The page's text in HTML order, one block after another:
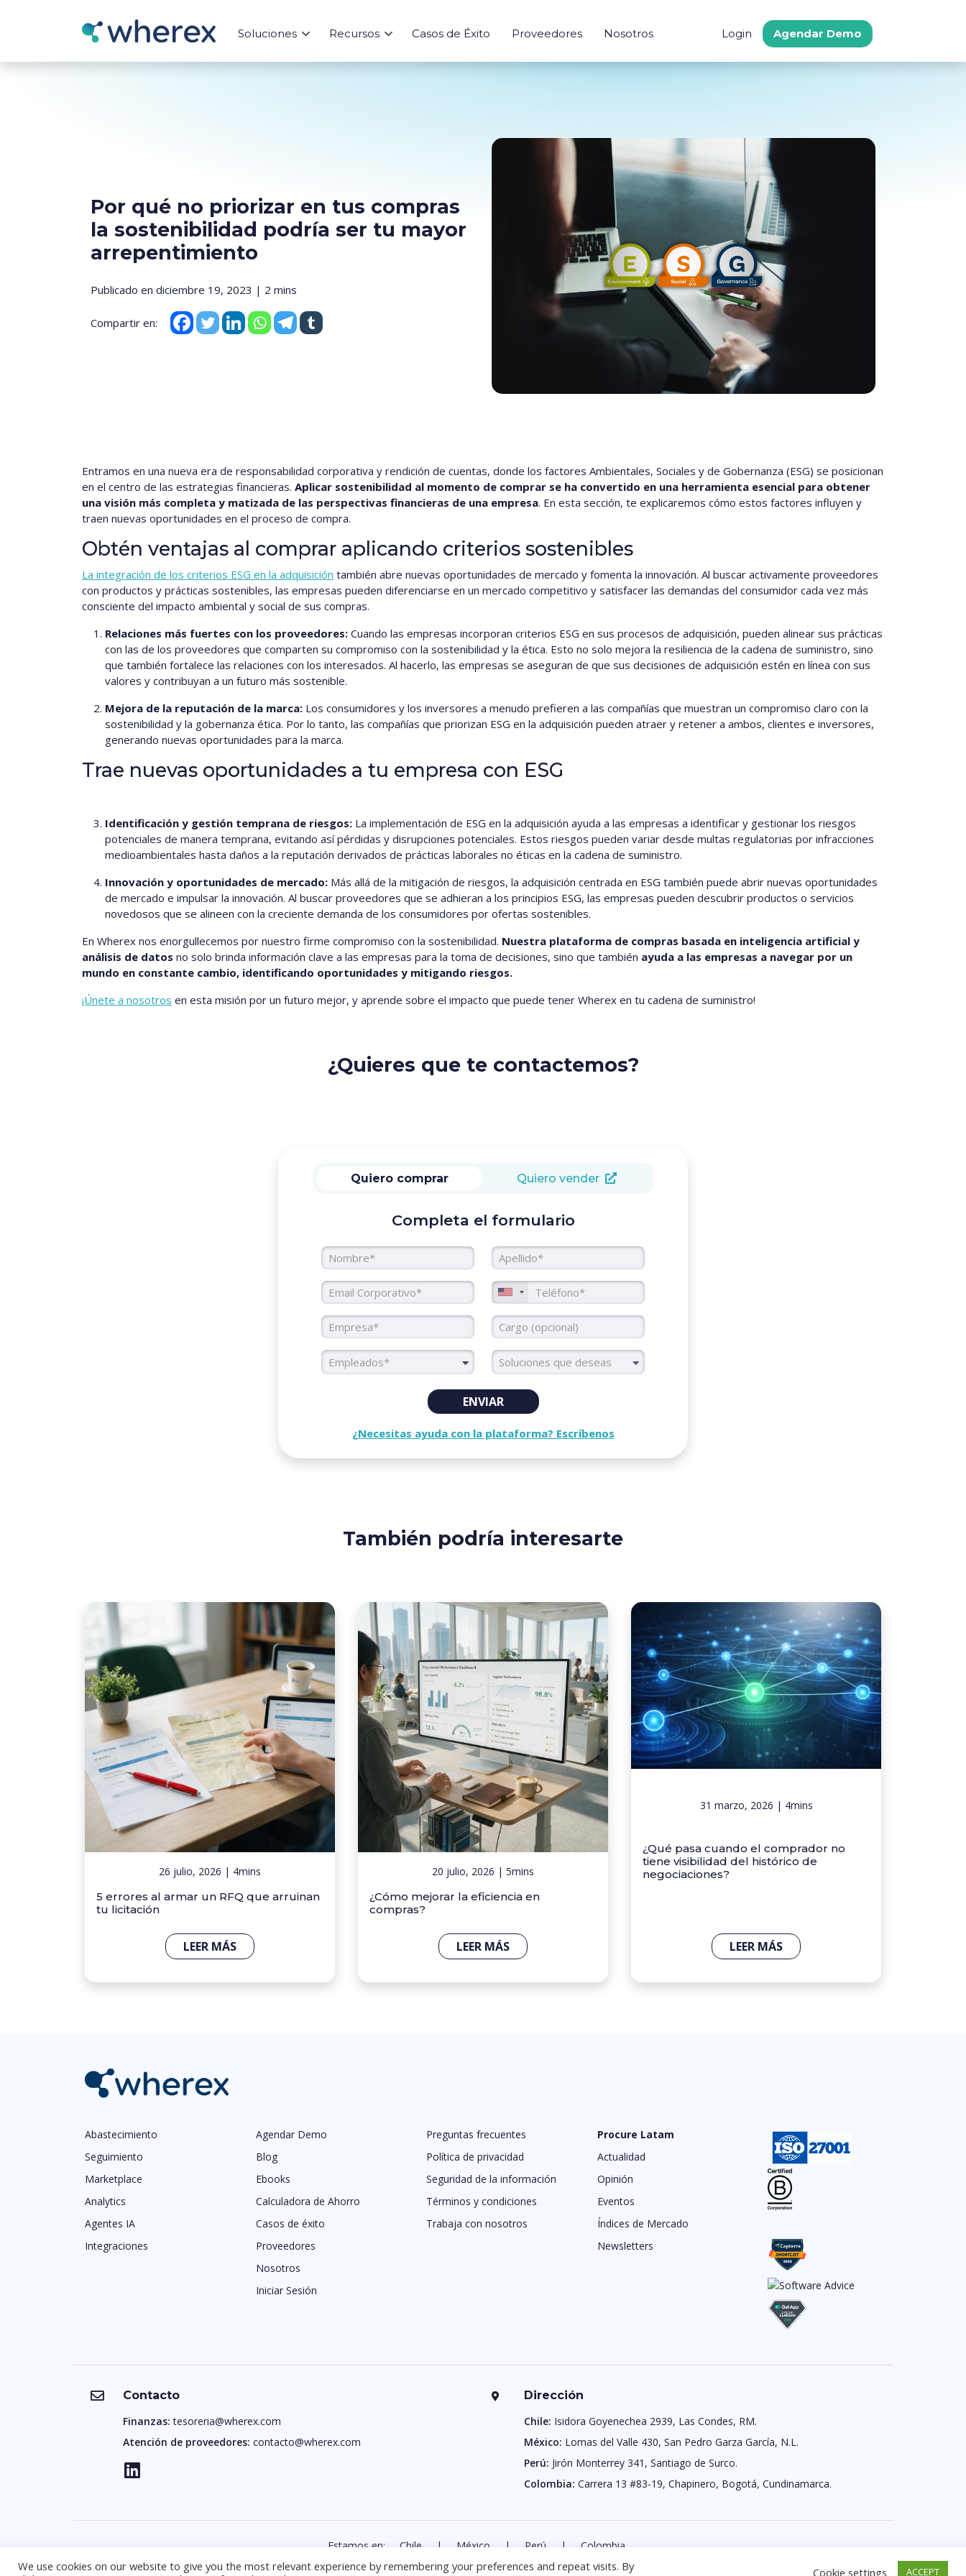
Soluciones
Seguimiento
Recursos Casos de Éxito Proveedores Nosotros Login Agendar Demo
Por qué no priorizar en tus compras
la sostenibilidad podría ser tu mayor
arrepentimiento
Publicado en diciembre 19, 2023 | 2 mins
Compartir en:
Entramos en una nueva era de responsabilidad corporativa y rendición de cuentas, donde los factores Ambientales, Sociales y de Gobernanza (ESG) se posicionan
en el centro de las estrategias financieras. Aplicar sostenibilidad al momento de comprar se ha convertido en una herramienta esencial para obtener
una visión más completa y matizada de las perspectivas financieras de una empresa. En esta sección, te explicaremos cómo estos factores influyen y
traen nuevas oportunidades en el proceso de compra.
Obtén ventajas al comprar aplicando criterios sostenibles
La integración de los criterios ESG en la adquisición también abre nuevas oportunidades de mercado y fomenta la innovación. Al buscar activamente proveedores
con productos y prácticas sostenibles, las empresas pueden diferenciarse en un mercado competitivo y satisfacer las demandas del consumidor cada vez más
consciente del impacto ambiental y social de sus compras.
Relaciones más fuertes con los proveedores: Cuando las empresas incorporan criterios ESG en sus procesos de adquisición, pueden alinear sus prácticas
con las de los proveedores que comparten su compromiso con la sostenibilidad y la ética. Esto no solo mejora la resiliencia de la cadena de suministro, sino
que también fortalece las relaciones con los interesados. Al hacerlo, las empresas se aseguran de que sus decisiones de adquisición estén en línea con sus
valores y contribuyan a un futuro más sostenible.
Mejora de la reputación de la marca: Los consumidores y los inversores a menudo prefieren a las compañías que muestran un compromiso claro con la
sostenibilidad y la gobernanza ética. Por lo tanto, las compañías que priorizan ESG en la adquisición pueden atraer y retener a ambos, clientes e inversores,
generando nuevas oportunidades para la marca.
Trae nuevas oportunidades a tu empresa con ESG
Identificación y gestión temprana de riesgos: La implementación de ESG en la adquisición ayuda a las empresas a identificar y gestionar los riesgos
potenciales de manera temprana, evitando así pérdidas y disrupciones potenciales. Estos riesgos pueden variar desde multas regulatorias por infracciones
medioambientales hasta daños a la reputación derivados de prácticas laborales no éticas en la cadena de suministro.
Innovación y oportunidades de mercado: Más allá de la mitigación de riesgos, la adquisición centrada en ESG también puede abrir nuevas oportunidades
de mercado e impulsar la innovación. Al buscar proveedores que se adhieran a los principios ESG, las empresas pueden descubrir productos o servicios
novedosos que se alineen con la creciente demanda de los consumidores por ofertas sostenibles.
En Wherex nos enorgullecemos por nuestro firme compromiso con la sostenibilidad. Nuestra plataforma de compras basada en inteligencia artificial y
análisis de datos no solo brinda información clave a las empresas para la toma de decisiones, sino que también ayuda a las empresas a navegar por un
mundo en constante cambio, identificando oportunidades y mitigando riesgos.
¡Únete a nosotros en esta misión por un futuro mejor, y aprende sobre el impacto que puede tener Wherex en tu cadena de suministro!
¿Quieres que te contactemos?
Quiero comprar Quiero vender
Completa el formulario
Email Corporativo Teléfono
Cargo
Colaboradores
Empleados* Soluciones
ENVIAR
¿Necesitas ayuda con la plataforma? Escríbenos
También podría interesarte
26 julio, 2026 | 4mins
5 errores al armar un RFQ que arruinan
tu licitación
LEER MÁS
20 julio, 2026 | 5mins
¿Cómo mejorar la eficiencia en
compras?
LEER MÁS
31 marzo, 2026 | 4mins
¿Qué pasa cuando el comprador no
tiene visibilidad del histórico de
negociaciones?
LEER MÁS
Abastecimiento
Seguimiento
Marketplace
Analytics
Agentes IA
Integraciones
Agendar Demo
Blog
Ebooks
Calculadora de Ahorro
Casos de éxito
Proveedores
Nosotros
Iniciar Sesión
Preguntas frecuentes
Política de privacidad
Seguridad de la información
Términos y condiciones
Trabaja con nosotros
Procure Latam
Actualidad
Opinión
Eventos
Índices de Mercado
Newsletters
Contacto
Finanzas: tesoreria@wherex.com
Atención de proveedores: contacto@wherex.com
Dirección
Chile: Isidora Goyenechea 2939, Las Condes, RM.
México: Lomas del Valle 430, San Pedro Garza García, N.L.
Perú: Jirón Monterrey 341, Santiago de Surco.
Colombia: Carrera 13 #83-19, Chapinero, Bogotá, Cundinamarca.
Estamos en: Chile | México | Perú |
Colombia.
Todos los derechos reservados | Wherex © . 2025.
We use cookies on our website to give you the most relevant experience by remembering your preferences and repeat visits. By
Cookie settings ACCEPT